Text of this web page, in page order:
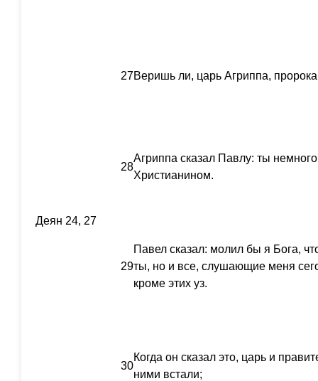
27Веришь ли, царь Агриппа,
28
Агриппа сказал Павлу: ты
Христианином.
Деян 24, 27
29
Павел сказал: молил бы я Бога,
ты, но и все, слушающие меня
кроме этих уз.
30
Когда он сказал это, царь и
ними встали;